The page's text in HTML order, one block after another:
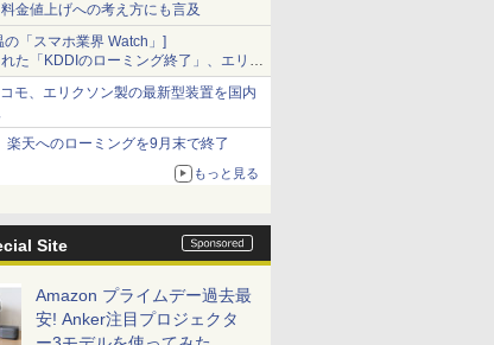
金値上げへの考え方にも言及
の「スマホ業界 Watch」]
た「KDDIのローミング終了」、エリア
落とし穴と楽天モバイルの課題
モ、エリクソン製の最新型装置を国内
楽天へのローミングを9月末で終了
もっと見る
Site
Amazon プライムデー過去最
安! Anker注目プロジェクタ